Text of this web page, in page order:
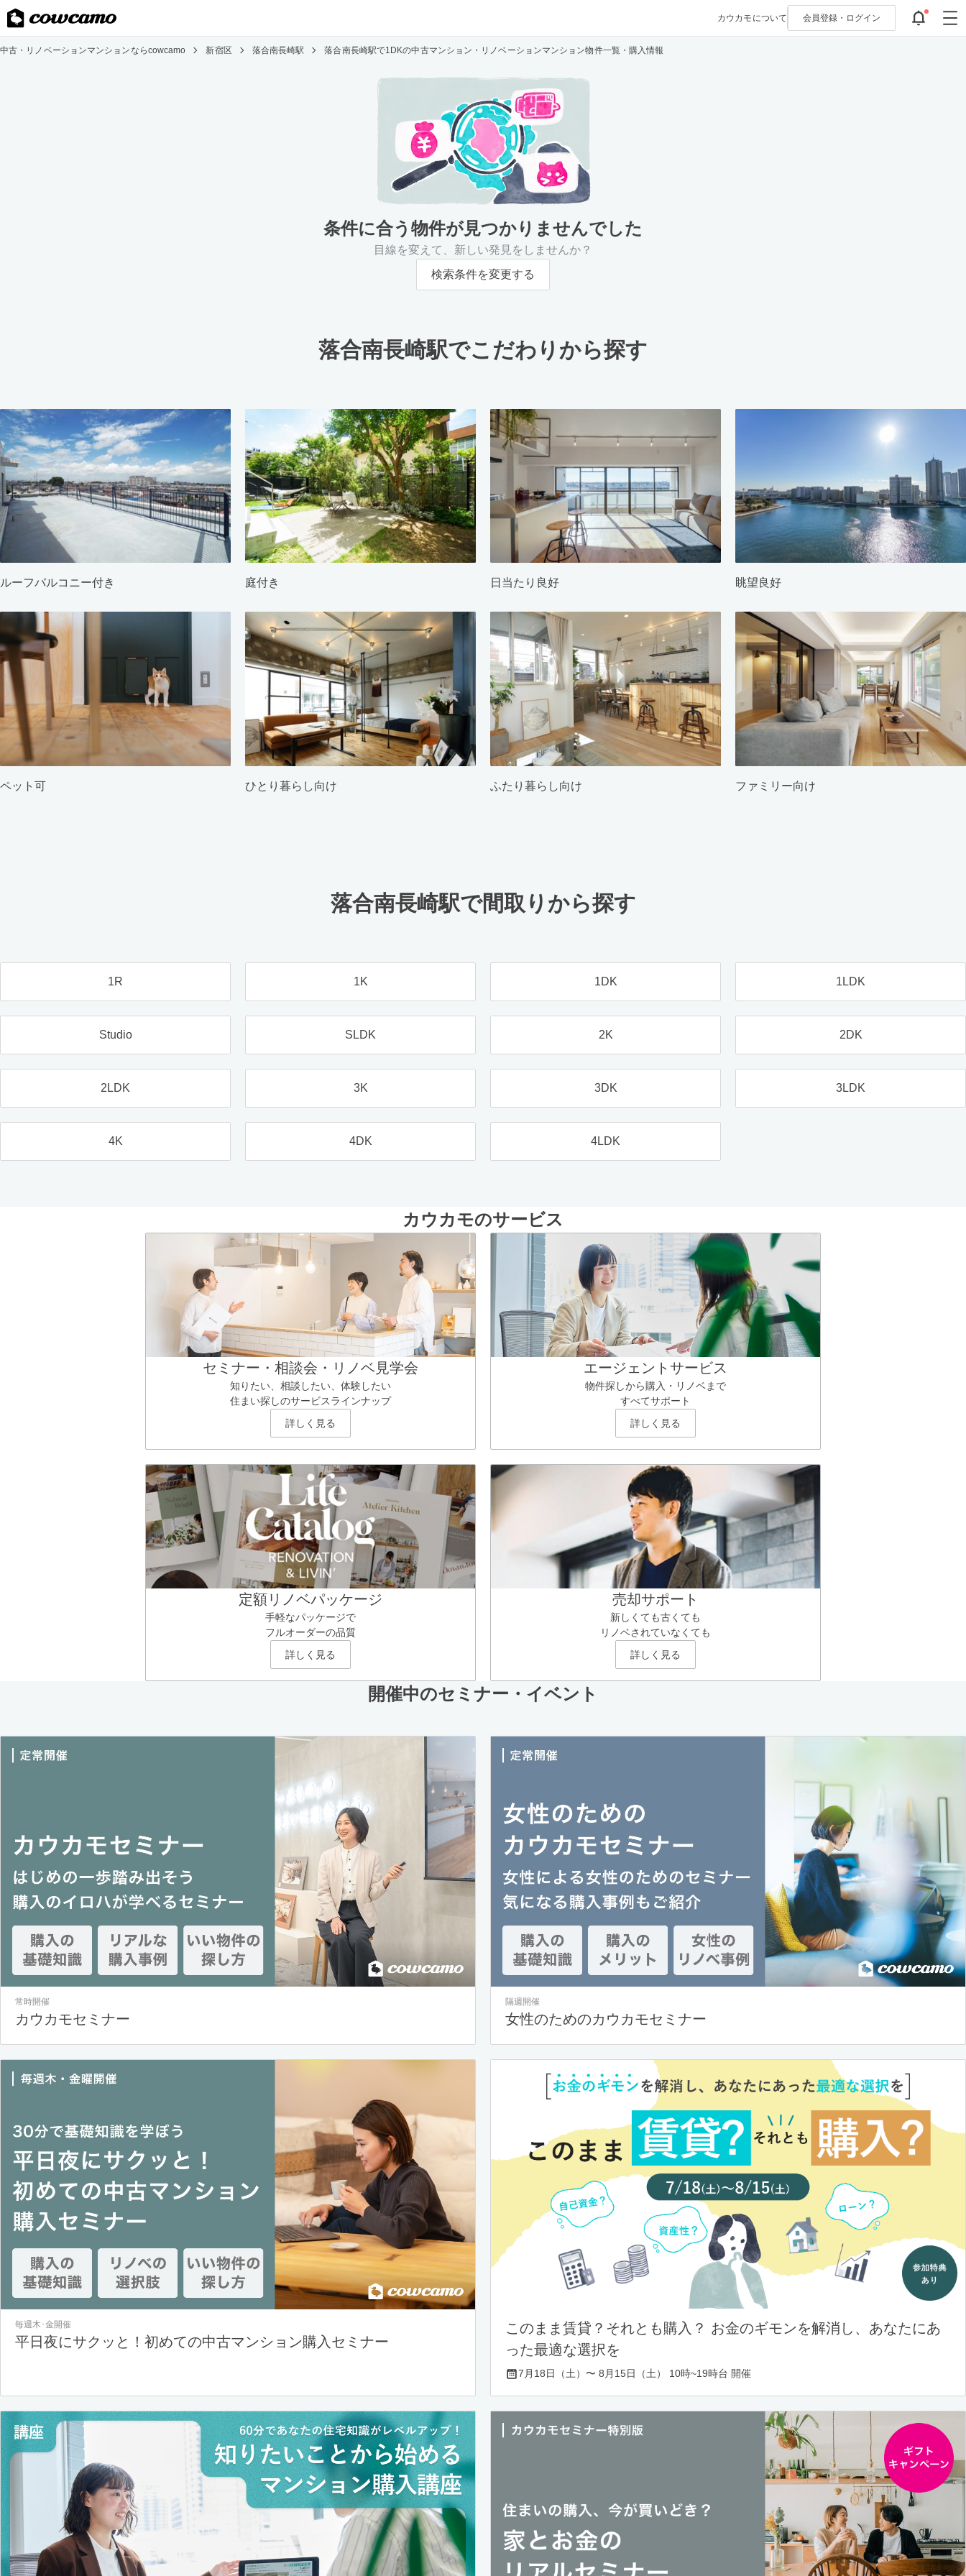
カウカモについて 会員登録・ ログイン
中古・リノベーションマンションならcowcamo 新宿区 落合南長崎駅 落合南長崎駅で1DKの中古マンション・リノベーションマンション物件一覧・購入情報
条件に合う物件が見つかりませんでした
目線を変えて、新しい発見をしませんか？
検索条件を変更する
落合南長崎駅でこだわりから探す
ルーフバルコニー付き 庭付き 日当たり良好 眺望良好
ペット可 ひとり暮らし向け ふたり暮らし向け ファミリー向け
落合南長崎駅で間取りから探す
1R 1K 1DK 1LDK
Studio SLDK 2K 2DK
2LDK 3K 3DK 3LDK
4K 4DK 4LDK
カウカモのサービス
セミナー・相談会・リノベ見学会
知りたい、相談したい、体験したい
住まい探しのサービスラインナップ
詳しく見る
エージェントサービス
物件探しから購入・リノベまで
すべてサポート
詳しく見る
定額リノベパッケージ
手軽なパッケージで
フルオーダーの品質
詳しく見る
売却サポート
新しくても古くても
リノベされていなくても
詳しく見る
開催中のセミナー・イベント
常時開催
カウカモセミナー
隔週開催
女性のためのカウカモセミナー
毎週木･金開催
平日夜にサクッと！初めての中古マンション購入セミナー
このまま賃貸？それとも購入？ お金のギモンを解消し、あなたにあ
った最適な選択を
7月18日（土）〜 8月15日（土） 10時~19時台 開催